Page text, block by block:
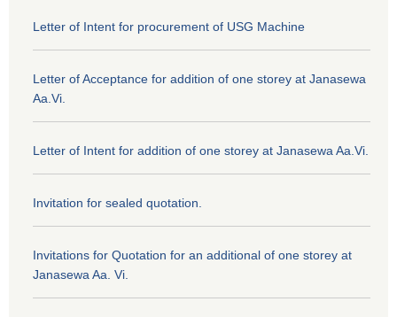
Letter of Intent for procurement of USG Machine
Letter of Acceptance for addition of one storey at Janasewa
Aa.Vi.
Letter of Intent for addition of one storey at Janasewa Aa.Vi.
Invitation for sealed quotation.
Invitations for Quotation for an additional of one storey at
Janasewa Aa. Vi.